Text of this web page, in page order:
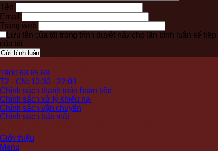
Tên
Email
Trang web
Lưu tên của tôi trong trình duyệt này cho lần bình luận kế tiếp
của tôi
1900.63.65.69
T2 - CN: 10:30 - 22:00
Chính sách thanh toán hoàn tiền
Chính sách xử lý khiếu nại
Chính sách vận chuyển
Chính sách bảo mật
Giới thiệu
Menu